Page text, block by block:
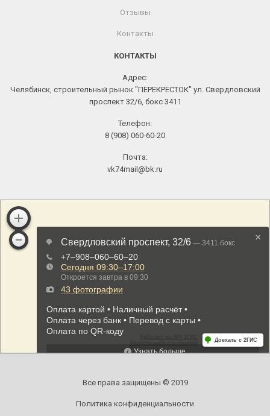
Отзывы
Контакты
КОНТАКТЫ
Адрес:
Челябинск, строительный рынок "ПЕРЕКРЕСТОК" ул. Свердловский
проспект 32/6, бокс 3411
Телефон:
8 (908) 060-60-20
Почта:
vk74mail@bk.ru
Все права защищены © 2019
Политика конфиденциальности